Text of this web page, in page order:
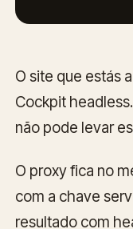
O site que estás
Cockpit
não pode levar
O proxy fica no
com a chave
resultado com